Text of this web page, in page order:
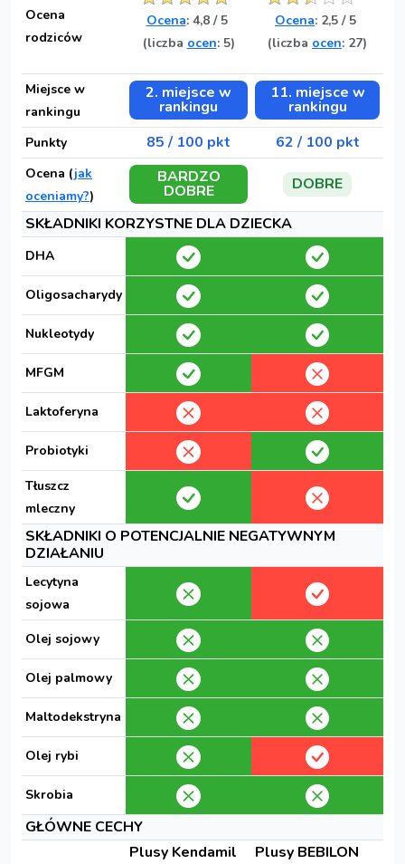
Ocena
rodziców
Ocena: 4,8/ 5
(liczba ocen: 5)
Ocena: 2,5 / 5
(liczba ocen: 27)
Miejsce w
rankingu
2. miejsce w
rankingu
11. miejsce w
rankingu
Punkty 85 / 100 pkt 62 / 100 pkt
Ocena (jak
oceniamy?)
BARDZO
DOBRE
DOBRE
SKŁADNIKI KORZYSTNE DLA DZIECKA
DHA
Oligosacharydy
Nukleotydy
MFGM
Laktoferyna
Probiotyki
Tłuszcz
mleczny
SKŁADNIKI O POTENCJALNIE NEGATYWNYM
DZIAŁANIU
Lecytyna
sojowa
Olej sojowy
Olej palmowy
Maltodekstryna
Olej rybi
Skrobia
GŁÓWNE CECHY
Plusy Kendamil
Plusy BEBILON